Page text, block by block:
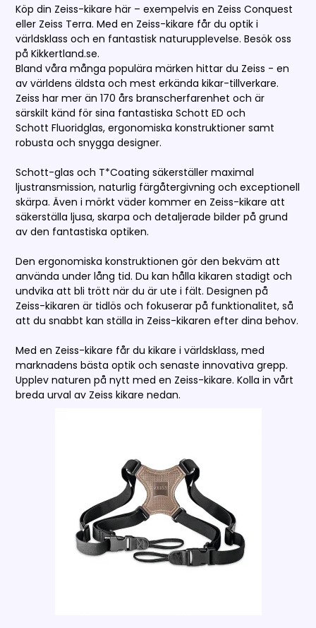
Köp din Zeiss-kikare här – exempelvis en Zeiss Conquest
eller Zeiss Terra. Med en Zeiss-kikare får du optik i
världsklass och en fantastisk naturupplevelse. Besök oss
på Kikkertland.se.
Bland våra många populära märken hittar du Zeiss - en
av världens äldsta och mest erkända kikar-tillverkare.
Zeiss har mer än 170 års branscherfarenhet och är
särskilt känd för sina fantastiska Schott ED och
Schott Fluoridglas, ergonomiska konstruktioner samt
robusta och snygga designer.
Schott-glas och T*Coating säkerställer maximal
ljustransmission, naturlig färgåtergivning och exceptionell
skärpa. Även i mörkt väder kommer en Zeiss-kikare att
säkerställa ljusa, skarpa och detaljerade bilder på grund
av den fantastiska optiken.
Den ergonomiska konstruktionen gör den bekväm att
använda under lång tid. Du kan hålla kikaren stadigt och
undvika att bli trött när du är ute i fält. Designen på
Zeiss-kikaren är tidlös och fokuserar på funktionalitet, så
att du snabbt kan ställa in Zeiss-kikaren efter dina behov.
Med en Zeiss-kikare får du kikare i världsklass, med
marknadens bästa optik och senaste innovativa grepp.
Upplev naturen på nytt med en Zeiss-kikare. Kolla in vårt
breda urval av Zeiss kikare nedan.